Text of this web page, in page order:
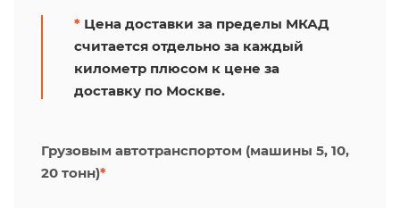
* Цена доставки за пределы МКАД
считается отдельно за каждый
километр плюсом к цене за
доставку по Москве.
Грузовым автотранспортом (машины 5, 10,
20 тонн)*